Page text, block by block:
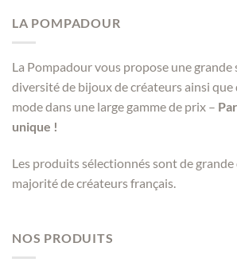
LA POMPADOUR
La Pompadour vous propose une grande
diversité de bijoux de créateurs ainsi que
mode dans une large gamme de prix –
unique !
Les produits sélectionnés sont de
majorité de créateurs français.
NOS PRODUITS